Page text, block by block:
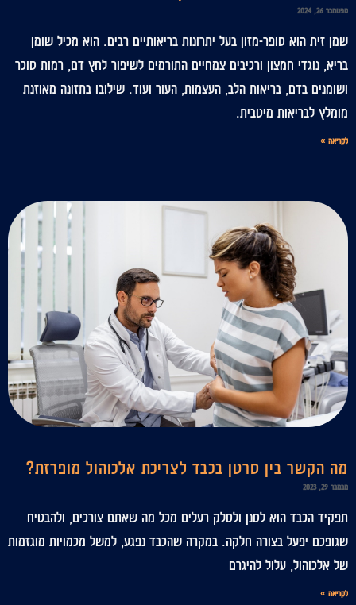
ספטמבר 26, 2024
שמן זית הוא סופר-מזון בעל יתרונות בריאותיים רבים. הוא מכיל שומן
בריא, נוגדי חמצון ורכיבים צמחיים התורמים לשיפור לחץ דם, רמות סוכר
ושומנים בדם, בריאות הלב, העצמות, העור ועוד. שילובו בתזונה מאוזנת
מומלץ לבריאות מיטבית.
לקריאה »
מה הקשר בין סרטן בכבד לצריכת אלכוהול מופרזת?
נובמבר 29, 2023
תפקיד הכבד הוא לסנן ולסלק רעלים מכל מה שאתם צורכים, ולהבטיח
שגופכם יפעל בצורה חלקה. במקרה שהכבד נפגע, למשל מכמויות מוגזמות
של אלכוהול, עלול להיגרם
לקריאה »